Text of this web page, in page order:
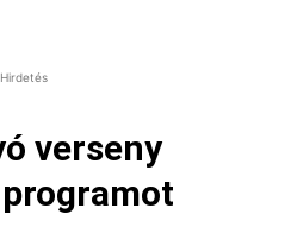
Hirdetés
verseny